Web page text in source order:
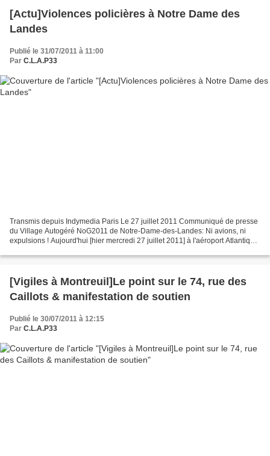
[Actu]Violences policières à Notre Dame des
Landes
Publié le 31/07/2011 à 11:00
Par C.L.A.P33
Transmis depuis Indymedia Paris Le 27 juillet 2011 Communiqué de presse
du Village Autogéré NoG2011 de Notre-Dame-des-Landes: Ni avions, ni
expulsions ! Aujourd'hui [hier mercredi 27 juillet 2011] à l'aéroport Atlantique
[Vigiles à Montreuil]Le point sur le 74, rue des
Caillots & manifestation de soutien
Publié le 30/07/2011 à 12:15
Par C.L.A.P33